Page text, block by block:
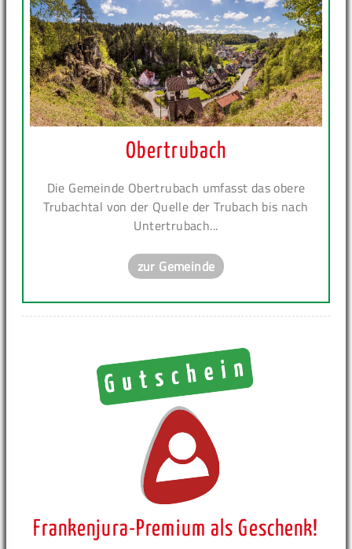
Obertrubach
Die Gemeinde Obertrubach umfasst das obere
Trubachtal von der Quelle der Trubach bis nach
Untertrubach...
zur Gemeinde
Frankenjura-Premium als Geschenk!